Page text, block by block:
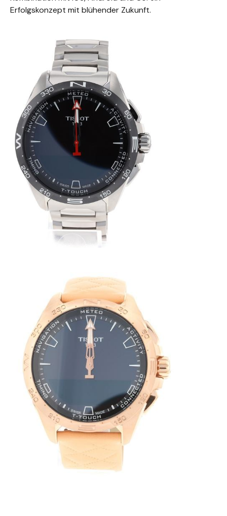
Erfolgskonzept mit blühender Zukunft.